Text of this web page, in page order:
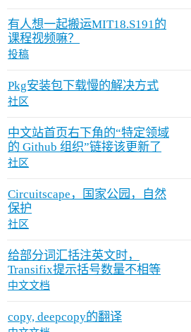
有人想一起搬运MIT18.S191的
课程视频嘛？
投稿
Pkg安装包下载慢的解决方式
社区
中文站首页右下角的“特定领域
的 Github 组织”链接该更新了
社区
Circuitscape，国家公园，自然
保护
社区
给部分词汇括注英文时，
Transifix提示括号数量不相等
中文文档
copy, deepcopy的翻译